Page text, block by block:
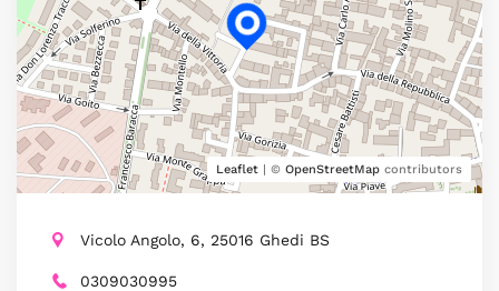
Leaflet | © OpenStreetMap contributors
Vicolo Angolo, 6, 25016 Ghedi BS
0309030995